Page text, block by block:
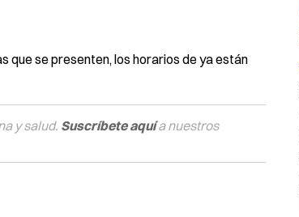
se presenten, los horarios de ya están
y salud. Suscríbete aquía nuestros